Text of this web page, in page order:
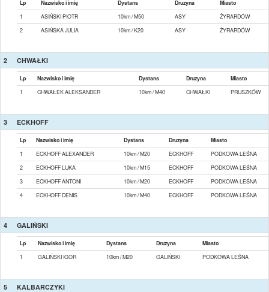
Lp Nazwisko i imię Dystans Druzyna
Miasto
1
ASIŃSKI PIOTR 10km / M50 ASY
ŻYRARDÓW
2
ASIŃSKA JULIA 10km / K20 ASY ŻYRARDÓW
2 CHWAŁKI
Lp Nazwisko i imię Dystans Druzyna
Miasto
1
CHWAŁEK ALEKSANDER 10km / M40 CHWAŁKI PRUSZKÓW
3 ECKHOFF
Lp Nazwisko i imię Dystans Druzyna
Miasto
1
ECKHOFF ALEXANDER 10km / M20 ECKHOFF
PODKOWA LEŚNA
2
ECKHOFF LUKA 10km / M15 ECKHOFF
PODKOWA LEŚNA
3
ECKHOFF ANTONI 10km / M20 ECKHOFF
PODKOWA LEŚNA
4
ECKHOFF DENIS 10km / M40 ECKHOFF PODKOWA LEŚNA
4 GALIŃSKI
Lp Nazwisko i imię Dystans Druzyna
Miasto
1
GALIŃSKI IGOR 10km / M20 GALIŃSKI PODKOWA LEŚNA
5 KALBARCZYKI